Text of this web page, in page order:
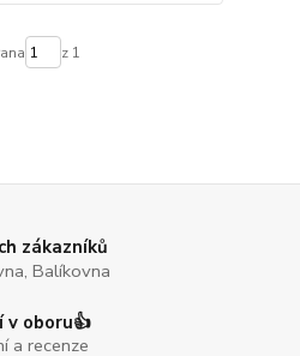
z 1
zákazníků
Balíkovna
v oboru👍
a recenze